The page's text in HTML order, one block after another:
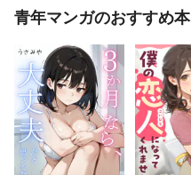
青年マンガのおすすめ本